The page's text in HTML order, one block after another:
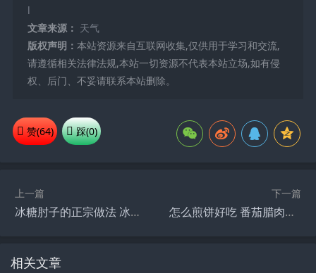
l
文章来源： 天气
版权声明： 本站资源来自互联网收集,仅供用于学习和交流,
请遵循相关法律法规,本站一切资源不代表本站立场,如有侵
权、后门、不妥请联系本站删除。
赞(64) 踩(0)
上一篇
冰糖肘子的正宗做法 冰糖肘子的做法
下一篇
怎么煎饼好吃 番茄腊肉煎饼的做法
相关文章